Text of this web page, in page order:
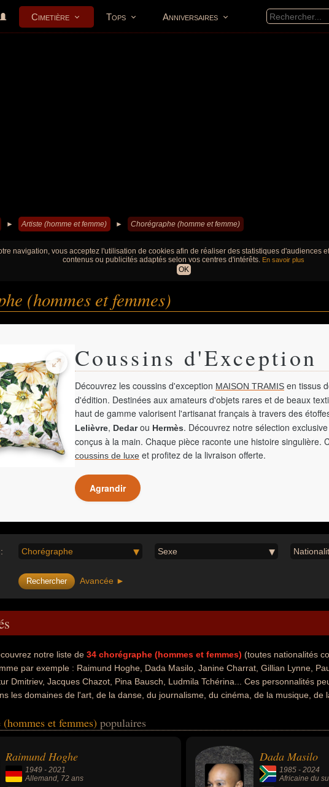
Cimetière Tops Anniversaires
► Artiste (homme et femme) ► Chorégraphe (homme et femme)
navigation, vous acceptez l'utilisation de cookies afin de réaliser des statistiques d'audiences
contenus ou publicités adaptés selon vos centres d'intérêts. En savoir plus
OK
(hommes et femmes)
Coussins d'Exception
Découvrez les coussins d'exception MAISON TRAMIS en tissus
d'édition. Destinées aux amateurs d'objets rares et de beaux
haut de gamme valorisent l'artisanat français à travers des
Lelièvre, Dedarou Hermès. Découvrez notre sélection
conçus à la main. Chaque pièce raconte une histoire singulière.
coussins de luxe et profitez de la livraison offerte.
Agrandir
Chorégraphe Sexe
Avancée ►
notre liste de 34 chorégraphe (hommes et femmes) (toutes nationalités
par exemple : Raimund Hoghe, Dada Masilo, Janine Charrat, Gillian Lynne,
Dmitriev, Jacques Chazot, Pina Bausch, Ludmila Tchérina... Ces personnalités
les domaines de l'art, de la danse, du journalisme, du cinéma, de la musique, de
journaliste, metteur en scène, acteur, chanteur, chanteur de pop, musicien,
africain du sud, francais, anglais, américain ou russe par exemple.
et femmes) populaires
Raimund Hoghe
1949 - 2021
Allemand, 72 ans
Dada Masilo
1985 -2024
Africaine du